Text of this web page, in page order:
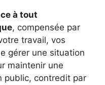
à tout
, compensée par
travail, vos
gérer une situation
maintenir une
public, contredit par